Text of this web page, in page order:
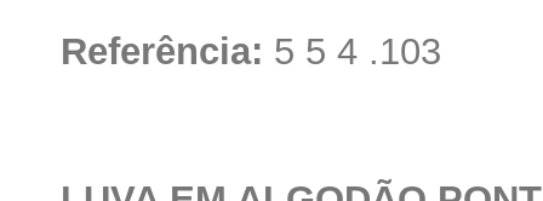
Referência: 5 5 4 .103